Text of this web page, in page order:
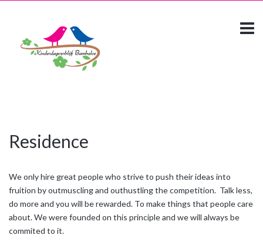
Residence
We only hire great people who strive to push their ideas into
fruition by outmuscling and outhustling the competition. Talk less,
do more and you will be rewarded. To make things that people care
about. We were founded on this principle and we will always be
commited to it.